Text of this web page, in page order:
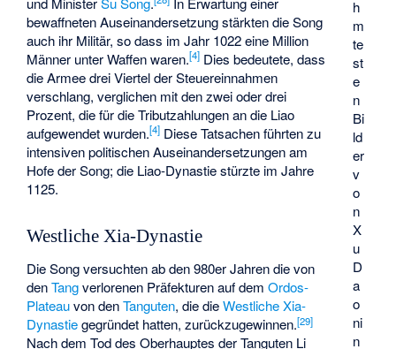
h
m
te
st
e
n
Bi
ld
er
v
o
n
X
u
D
a
o
ni
n
bewaffneten Auseinandersetzung stärkten die Song
auch ihr Militär, so dass im Jahr 1022 eine Million
Männer unter Waffen waren.[4] Dies bedeutete, dass
die Armee drei Viertel der Steuereinnahmen
verschlang, verglichen mit den zwei oder drei
Prozent, die für die Tributzahlungen an die Liao
aufgewendet wurden.[4] Diese Tatsachen führten zu
intensiven politischen Auseinandersetzungen am
Hofe der Song; die Liao-Dynastie stürzte im Jahre
1125.
Westliche Xia-Dynastie
Die Song versuchten ab den 980er Jahren die von
denTangverlorenen Präfekturen auf demOrdos-
Plateauvon denTanguten, die dieWestliche Xia-
Dynastiegegründet hatten, zurückzugewinnen.[29]
Nach dem Tod des Oberhauptes der Tanguten Li